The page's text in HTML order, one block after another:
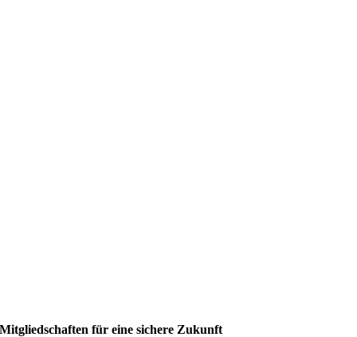
Mitgliedschaften für eine sichere Zukunft